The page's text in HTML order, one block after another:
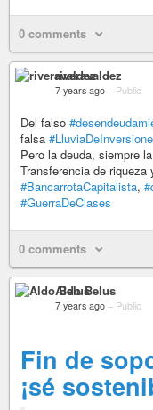
0 comments
riveravaldez
7 years ago – Public
Del falso
falsa
Pero la deuda, siempre la
Transferencia de
#BancarrotaCapitalista,
#GuerraDeClases
0 comments
Aldo Belus
7 years ago – Public
Fin de
¡sé